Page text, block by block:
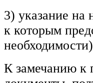
3) указание на
к которым
К замечанию к